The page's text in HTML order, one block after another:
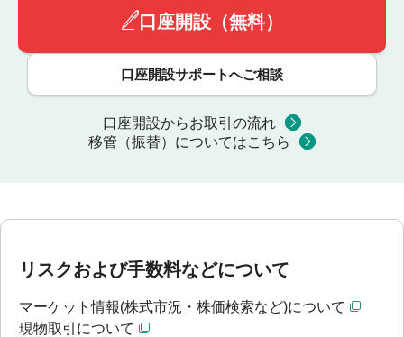
口座開設（無料）
口座開設サポートへご相談
口座開設からお取引の流れ
移管（振替）についてはこちら
リスクおよび手数料などについて
マーケット情報(株式市況・株価検索など)について
現物取引について